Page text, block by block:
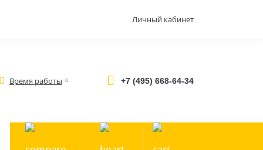
Личный кабинет
Время работы +7 (495) 668-64-34